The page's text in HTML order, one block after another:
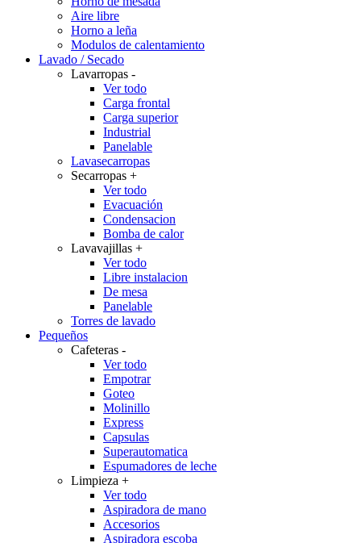
Aire libre
Horno a leña
Modulos de calentamiento
Lavado / Secado
Lavarropas -
Ver todo
Carga frontal
Carga superior
Industrial
Panelable
Lavasecarropas
Secarropas +
Ver todo
Evacuación
Condensacion
Bomba de calor
Lavavajillas +
Ver todo
Libre instalacion
De mesa
Panelable
Torres de lavado
Pequeños
Cafeteras -
Ver todo
Empotrar
Goteo
Molinillo
Express
Capsulas
Superautomatica
Espumadores de leche
Limpieza +
Ver todo
Aspiradora de mano
Accesorios
Aspiradora escoba